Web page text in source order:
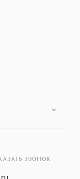
ЗВОНОК